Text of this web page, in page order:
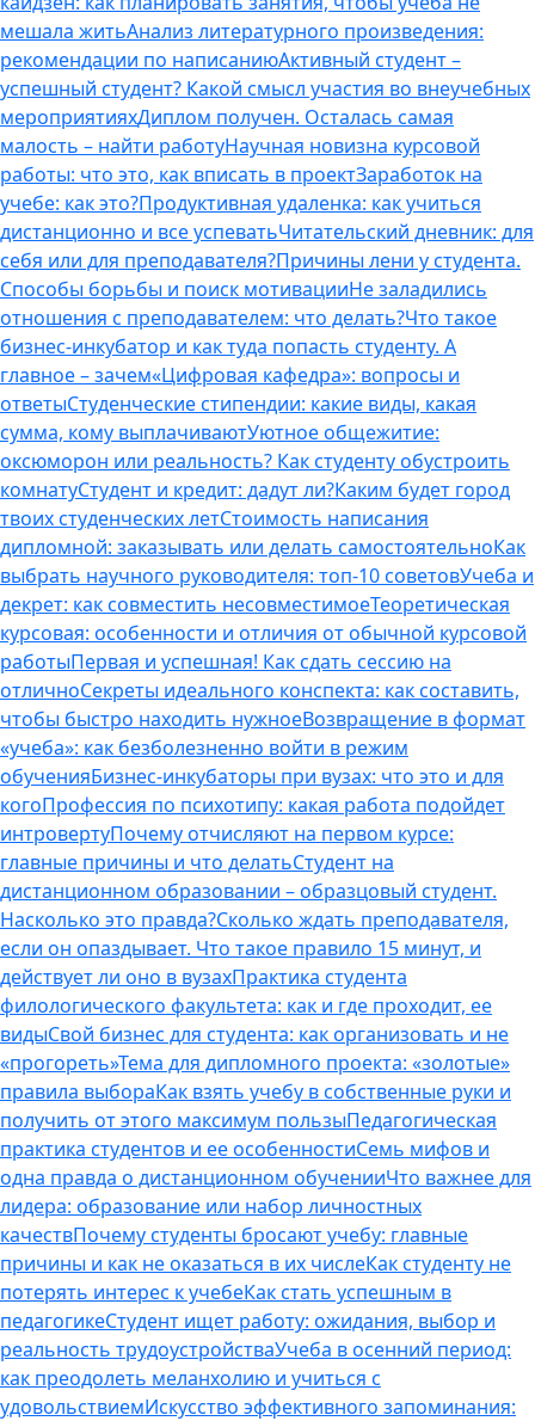
мешала житьАнализ литературного произведения:
рекомендации по написаниюАктивный студент –
успешный студент? Какой смысл участия во внеучебных
мероприятияхДиплом получен. Осталась самая
малость – найти работуНаучная новизна курсовой
работы: что это, как вписать в проектЗаработок на
учебе: как это?Продуктивная удаленка: как учиться
дистанционно и все успеватьЧитательский дневник: для
себя или для преподавателя?Причины лени у студента.
Способы борьбы и поиск мотивацииНе заладились
отношения с преподавателем: что делать?Что такое
бизнес-инкубатор и как туда попасть студенту. А
главное – зачем«Цифровая кафедра»: вопросы и
ответыСтуденческие стипендии: какие виды, какая
сумма, кому выплачиваютУютное общежитие:
оксюморон или реальность? Как студенту обустроить
комнатуСтудент и кредит: дадут ли?Каким будет город
твоих студенческих летСтоимость написания
дипломной: заказывать или делать самостоятельноКак
выбрать научного руководителя: топ-10 советовУчеба и
декрет: как совместить несовместимоеТеоретическая
курсовая: особенности и отличия от обычной курсовой
работыПервая и успешная! Как сдать сессию на
отличноСекреты идеального конспекта: как составить,
чтобы быстро находить нужноеВозвращение в формат
«учеба»: как безболезненно войти в режим
обученияБизнес-инкубаторы при вузах: что это и для
когоПрофессия по психотипу: какая работа подойдет
интровертуПочему отчисляют на первом курсе:
главные причины и что делатьСтудент на
дистанционном образовании – образцовый студент.
Насколько это правда?Сколько ждать преподавателя,
если он опаздывает. Что такое правило 15 минут, и
действует ли оно в вузахПрактика студента
филологического факультета: как и где проходит, ее
видыСвой бизнес для студента: как организовать и не
«прогореть»Тема для дипломного проекта: «золотые»
правила выбораКак взять учебу в собственные руки и
получить от этого максимум пользыПедагогическая
практика студентов и ее особенностиСемь мифов и
одна правда о дистанционном обученииЧто важнее для
лидера: образование или набор личностных
качествПочему студенты бросают учебу: главные
причины и как не оказаться в их числеКак студенту не
потерять интерес к учебеКак стать успешным в
педагогикеСтудент ищет работу: ожидания, выбор и
реальность трудоустройстваУчеба в осенний период:
как преодолеть меланхолию и учиться с
удовольствиемИскусство эффективного запоминания: